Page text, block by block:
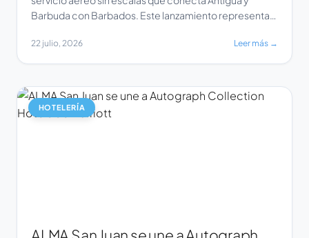
Barbuda con Barbados. Este lanzamiento representa
por fortalecer la conectividad regional en todo el
Caribe. Fuente: Sunrise Airways
22 julio, 2026 Leer más →
HOTELERÍA